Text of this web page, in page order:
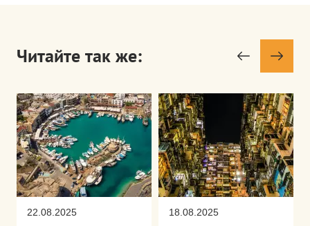
Читайте так же:
22.08.2025 18.08.2025